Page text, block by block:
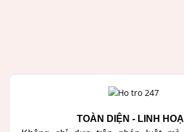
TOÀN DIỆN - LINH